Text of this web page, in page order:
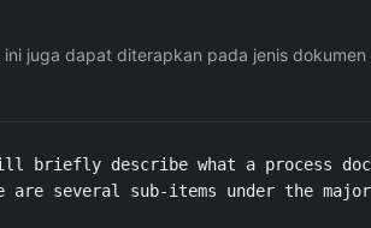
juga dapat diterapkan pada jenis dokumen
briefly describe what a process
are several sub-items under the